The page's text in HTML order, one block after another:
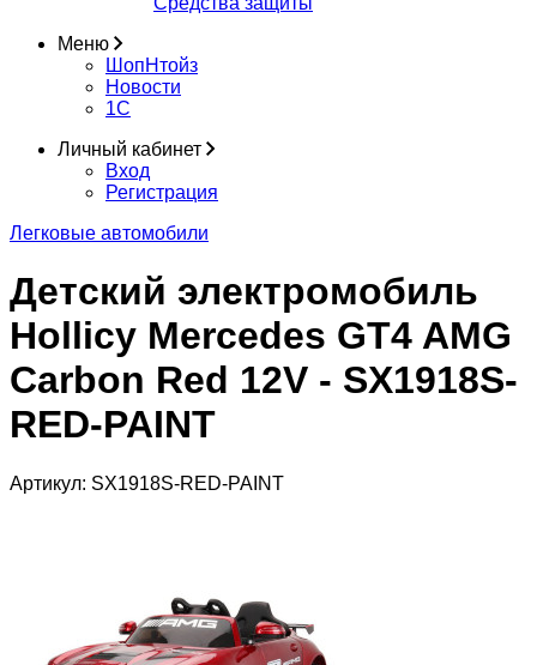
Меню
ШопНтойз
Новости
1C
Личный кабинет
Вход
Регистрация
Легковые автомобили
Детский электромобиль
Hollicy Mercedes GT4 AMG
Carbon Red 12V - SX1918S-
RED-PAINT
Артикул: SX1918S-RED-PAINT